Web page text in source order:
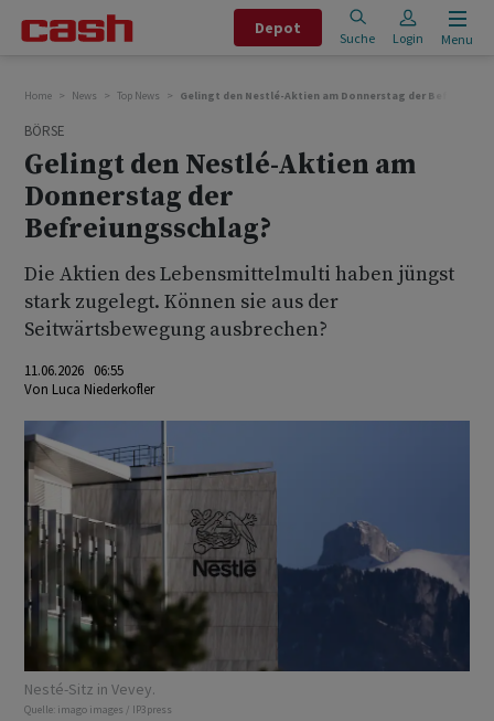
Depot
Suche Login Menu
Home News Top News Gelingt den Nestlé-Aktien am Donnerstag der
BÖRSE
Gelingt den Nestlé-Aktien am
Donnerstag der
Befreiungsschlag?
Die Aktien des Lebensmittelmulti haben jüngst
stark zugelegt. Können sie aus der
Seitwärtsbewegung ausbrechen?
11.06.2026 06:55
Von Luca Niederkofler
Nesté-Sitz in Vevey.
Quelle: imago images / IP3press